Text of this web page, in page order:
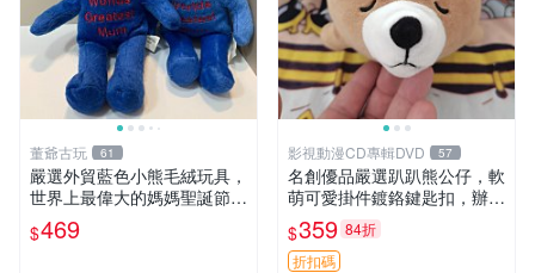
董爺古玩 61
嚴選外貿藍色小熊毛絨玩具，
世界上最偉大的媽媽聖誕節推
薦禮物 五角星 兒童玩具 母親
節
$469
影視動漫CD專輯DVD 57
名創優品嚴選趴趴熊公仔，軟
萌可愛掛件鍍鉻鍵匙扣，辦公
放松好選擇 趴趴熊 鍍鉻鍵匙
扣 萬用掛件
$359 84折
折扣碼